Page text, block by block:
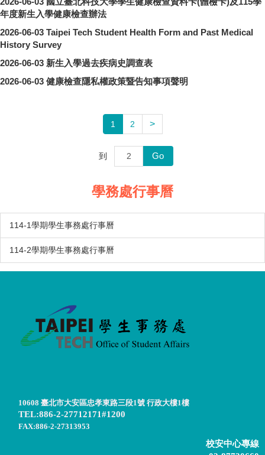
年度新生入學健康檢查辦法
2026-06-03 Taipei Tech Student Health Form and Past Medical
History Survey
2026-06-03 新生入學過去疾病史調查表
2026-06-03 健康檢查隱私權政策暨告知事項聲明
1 2 >
到 Go
學務處行事曆
114-1學期學生事務處行事曆
114-2學期學生事務處行事曆
10608 臺北市大安區忠孝東路三段1號 行政大樓1樓
TEL:886-2-27712171#1200
FAX:886-2-27313953
校安中心專線